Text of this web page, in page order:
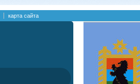
карта сайта